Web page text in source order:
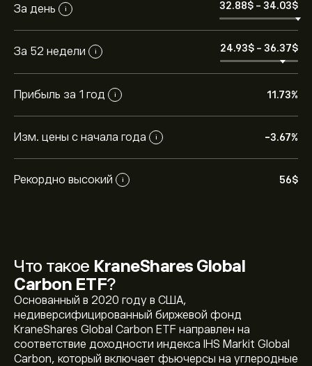
За день i 32.88‎$‎ - 34.03‎$‎
За 52 недели i 24.93‎$‎ - 36.37‎$‎
Прибыль за 1 год i 11.73%
Изм. цены с начала года i -3.67%
Рекордно высокий i 56‎$‎
Что такое KraneShares Global
Carbon ETF?
Основанный в 2020 году в США,
недиверсифицированный биржевой фонд
KraneShares Global Carbon ETF направлен на
соответствие доходности индекса IHS Markit Global
Carbon, который включает фьючерсы на углеродные
Текущая цена KRBN — это 34.10‎$‎ долларов США